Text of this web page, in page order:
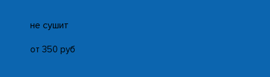
не сушит
от 350 руб